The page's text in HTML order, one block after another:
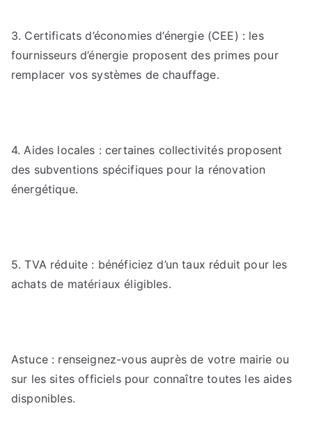
3. Certificats d’économies d’énergie (CEE) : les
fournisseurs d’énergie proposent des primes pour
remplacer vos systèmes de chauffage.
4. Aides locales : certaines collectivités proposent
des subventions spécifiques pour la rénovation
énergétique.
5. TVA réduite : bénéficiez d’un taux réduit pour les
achats de matériaux éligibles.
Astuce : renseignez-vous auprès de votre mairie ou
sur les sites officiels pour connaître toutes les aides
disponibles.